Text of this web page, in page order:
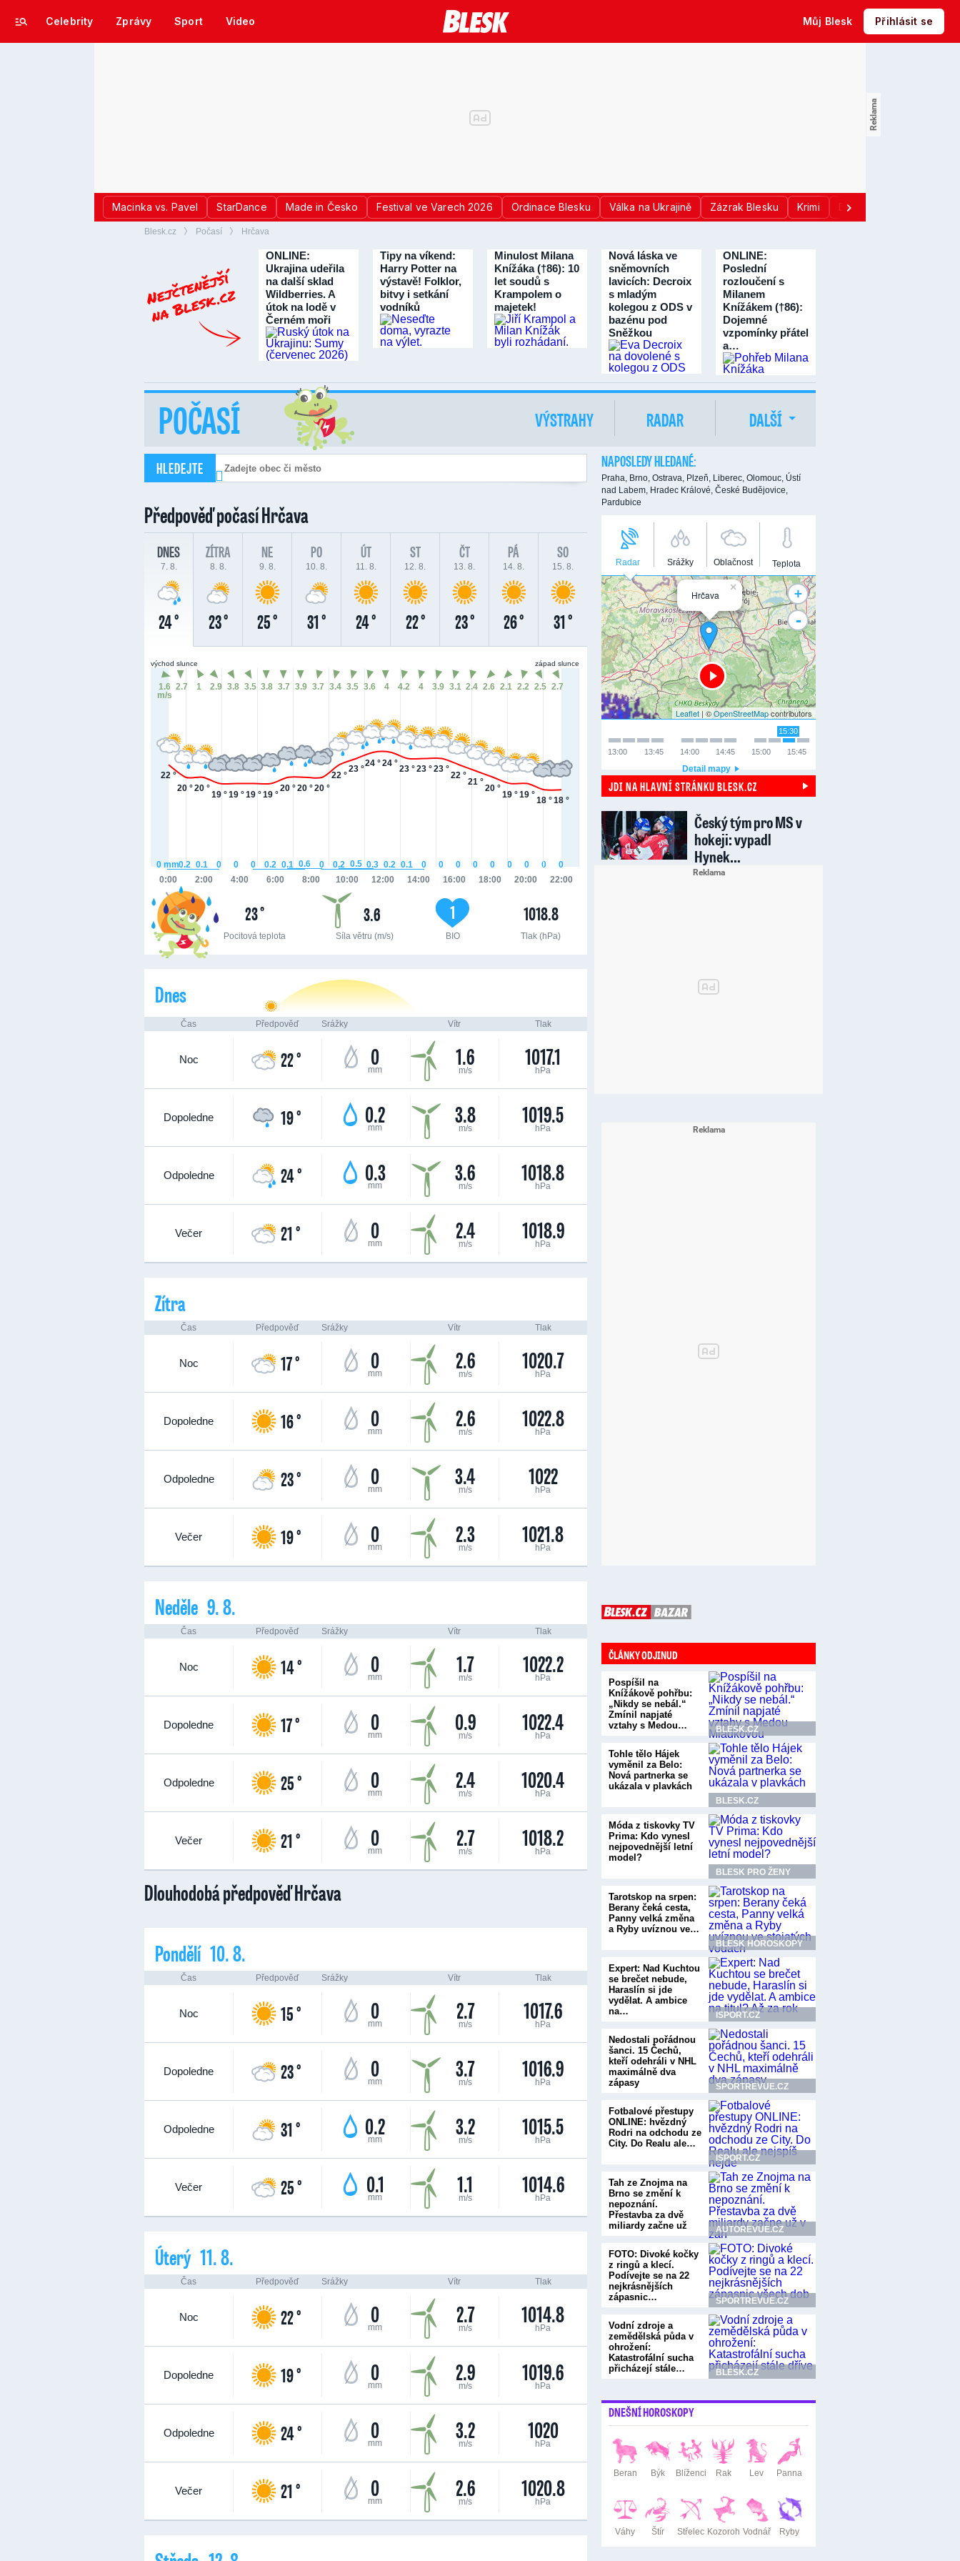
Celebrity Zprávy Sport Video Můj Blesk Přihlásit se
Macinka vs. Pavel StarDance Made in Česko Festival ve Varech 2026 Ordinace Blesku Válka na Ukrajině Zázrak Blesku Krimi Donald Trump
Blesk.cz Počasí Hrčava
ONLINE:
Ukrajina udeřila
na další sklad
Wildberries. A
útok na lodě v
Černém moři
Tipy na víkend:
Harry Potter na
výstavě! Folklor,
bitvy i setkání
vodníků
Minulost Milana
Knížáka (†86): 10
let soudů s
Krampolem o
majetek!
Nová láska ve
sněmovních
lavicích: Decroix
s mladým
kolegou z ODS v
bazénu pod
Sněžkou
ONLINE:
Poslední
rozloučení s
Milanem
Knížákem (†86):
Dojemné
vzpomínky přátel
a…
POČASÍ VÝSTRAHY RADAR DALŠÍ
HLEDEJTE
Předpověď počasíHrčava
DNES
7. 8.
24 °
ZÍTRA
8. 8.
23 °
NE
9. 8.
25 °
PO
10. 8.
31 °
ÚT
11. 8.
24 °
ST
12. 8.
22 °
ČT
13. 8.
23 °
PÁ
14. 8.
26 °
SO
15. 8.
31 °
22 °
20 °20 °
19 °19 °19 °19 °
20 °20 °20 °
22 °
23 °
24 °24 °
23 °23 °23 °
22 °
21 °
20 °
19 °19 °
18 °18 °
0:00 2:00 4:00 6:00 8:00 10:00 12:00 14:00 16:00 18:00 20:00 22:00
východ slunce západ slunce
0 mm0.2 0.1 0 0 0 0.2 0.1 0.6 0 0.2 0.5 0.3 0.2 0.1 0 0 0 0 0 0 0 0 0
1.6
m/s
2.7 1 2.9 3.8 3.5 3.8 3.7 3.9 3.7 3.4 3.5 3.6 4 4.2 4 3.9 3.1 2.4 2.6 2.1 2.2 2.5 2.7
23 °
Pocitová teplota
3.6
Síla větru (m/s)
1
BIO
1018.8
Tlak (hPa)
Dnes
Čas Předpověď Srážky Vítr Tlak
Noc 22 ° 0
mm 1.6
m/s 1017.1
hPa
Dopoledne 19 ° 0.2
mm 3.8
m/s 1019.5
hPa
Odpoledne 24 ° 0.3
mm 3.6
m/s 1018.8
hPa
Večer 21 ° 0
mm 2.4
m/s 1018.9
hPa
Zítra
Čas Předpověď Srážky Vítr Tlak
Noc 17 ° 0
mm 2.6
m/s 1020.7
hPa
Dopoledne 16 ° 0
mm 2.6
m/s 1022.8
hPa
Odpoledne 23 ° 0
mm 3.4
m/s 1022
hPa
Večer 19 ° 0
mm 2.3
m/s 1021.8
hPa
Neděle 9. 8.
Čas Předpověď Srážky Vítr Tlak
Noc 14 ° 0
mm 1.7
m/s 1022.2
hPa
Dopoledne 17 ° 0
mm 0.9
m/s 1022.4
hPa
Odpoledne 25 ° 0
mm 2.4
m/s 1020.4
hPa
Večer 21 ° 0
mm 2.7
m/s 1018.2
hPa
Dlouhodobá předpověď Hrčava
Pondělí 10. 8.
Čas Předpověď Srážky Vítr Tlak
Noc 15 ° 0
mm 2.7
m/s 1017.6
hPa
Dopoledne 23 ° 0
mm 3.7
m/s 1016.9
hPa
Odpoledne 31 ° 0.2
mm 3.2
m/s 1015.5
hPa
Večer 25 ° 0.1
mm 1.1
m/s 1014.6
hPa
Úterý 11. 8.
Čas Předpověď Srážky Vítr Tlak
Noc 22 ° 0
mm 2.7
m/s 1014.8
hPa
Dopoledne 19 ° 0
mm 2.9
m/s 1019.6
hPa
Odpoledne 24 ° 0
mm 3.2
m/s 1020
hPa
Večer 21 ° 0
mm 2.6
m/s 1020.8
hPa
NAPOSLEDY HLEDANÉ:
Praha, Brno, Ostrava, Plzeň, Liberec, Olomouc, Ústí
nad Labem, Hradec Králové, České Budějovice,
Pardubice
Radar Srážky Oblačnost Teplota
×
Hrčava +
-
Leaflet | ©OpenStreetMapcontributors
15:30
15:45
15:00
14:45
14:00
13:45
13:00
Detail mapy
JDI NA HLAVNÍ STRÁNKU BLESK.CZ
Český tým pro MS v
hokeji: vypadl
Hynek…
ČLÁNKY ODJINUD
Pospíšil na
Knížákově pohřbu:
„Nikdy se nebál.“
Zmínil napjaté
vztahy s Medou…
BLESK.CZ
Tohle tělo Hájek
vyměnil za Belo:
Nová partnerka se
ukázala v plavkách
BLESK.CZ
Móda z tiskovky TV
Prima: Kdo vynesl
nejpovednější letní
model?
BLESK PRO ŽENY
Tarotskop na srpen:
Berany čeká cesta,
Panny velká změna
a Ryby uvíznou ve…
BLESK HOROSKOPY
Expert: Nad Kuchtou
se brečet nebude,
Haraslín si jde
vydělat. A ambice
na…
ISPORT.CZ
Nedostali pořádnou
šanci. 15 Čechů,
kteří odehráli v NHL
maximálně dva
zápasy
SPORTREVUE.CZ
Fotbalové přestupy
ONLINE: hvězdný
Rodri na odchodu ze
City. Do Realu ale…
ISPORT.CZ
Tah ze Znojma na
Brno se změní k
nepoznání.
Přestavba za dvě
miliardy začne už
AUTOREVUE.CZ
FOTO: Divoké kočky
z ringů a klecí.
Podívejte se na 22
nejkrásnějších
zápasnic…
SPORTREVUE.CZ
Vodní zdroje a
zemědělská půda v
ohrožení:
Katastrofální sucha
přicházejí stále…
BLESK.CZ
DNEŠNÍ HOROSKOPY
Beran Býk Blíženci Rak Lev Panna
Váhy Štír Střelec Kozoroh Vodnář Ryby